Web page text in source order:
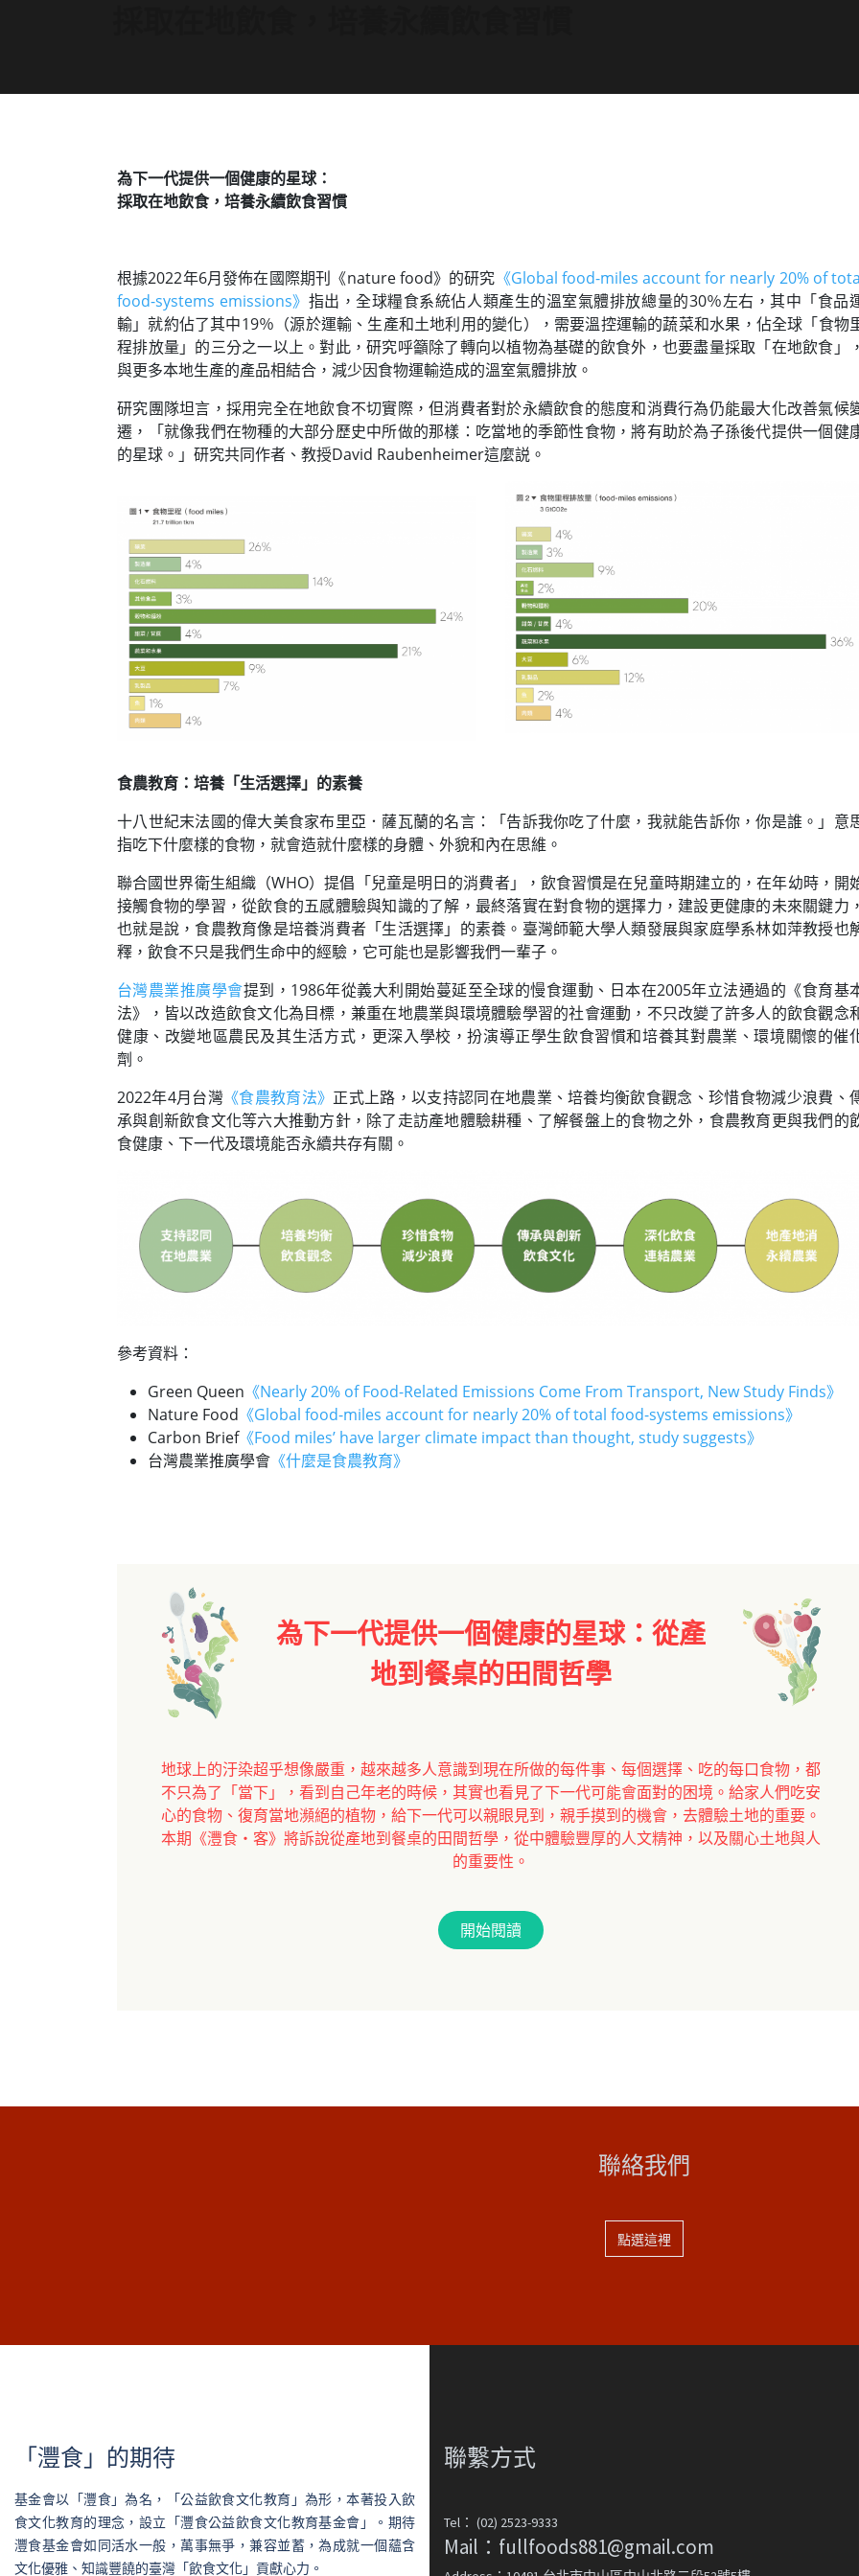
為下一代提供一個健康的星球：
採取在地飲食，培養永續飲食習慣
根據2022年6月發佈在國際期刊《nature food》的研究 《Global food-miles account for nearly 20% of
food-systems emissions》 指出，全球糧食系統佔人類產生的溫室氣體排放總量的30％左右，其中「食品
輸」就約佔了其中19％（源於運輸、生產和土地利用的變化），需要溫控運輸的蔬菜和水果，佔全球「食物
程排放量」的三分之一以上。對此，研究呼籲除了轉向以植物為基礎的飲食外，也要盡量採取「在地飲食」，
與更多本地生產的產品相結合，減少因食物運輸造成的溫室氣體排放。
研究團隊坦言，採用完全在地飲食不切實際，但消費者對於永續飲食的態度和消費行為仍能最大化改善氣候
遷，「就像我們在物種的大部分歷史中所做的那樣：吃當地的季節性食物，將有助於為子孫後代提供一個健
的星球。」研究共同作者、教授David Raubenheimer這麼説。
食農教育：培養「生活選擇」的素養
十八世紀末法國的偉大美食家布里亞．薩瓦蘭的名言：「告訴我你吃了什麼，我就能告訴你，你是誰。」意
指吃下什麼樣的食物，就會造就什麼樣的身體、外貌和內在思維。
聯合國世界衛生組織（WHO）提倡「兒童是明日的消費者」，飲食習慣是在兒童時期建立的，在年幼時，開
接觸食物的學習，從飲食的五感體驗與知識的了解，最終落實在對食物的選擇力，建設更健康的未來關鍵力，
也就是說，食農教育像是培養消費者「生活選擇」的素養。臺灣師範大學人類發展與家庭學系林如萍教授也
釋，飲食不只是我們生命中的經驗，它可能也是影響我們一輩子。
台灣農業推廣學會提到，1986年從義大利開始蔓延至全球的慢食運動、日本在2005年立法通過的《食育基
法》，皆以改造飲食文化為目標，兼重在地農業與環境體驗學習的社會運動，不只改變了許多人的飲食觀念
健康、改變地區農民及其生活方式，更深入學校，扮演導正學生飲食習慣和培養其對農業、環境關懷的催
劑。
2022年4月台灣 《食農教育法》 正式上路，以支持認同在地農業、培養均衡飲食觀念、珍惜食物減少浪費、
承與創新飲食文化等六大推動方針，除了走訪產地體驗耕種、了解餐盤上的食物之外，食農教育更與我們的
食健康、下一代及環境能否永續共存有關。
參考資料：
Green Queen 《Nearly 20% of Food-Related Emissions Come From Transport, New Study Finds》
Nature Food 《Global food-miles account for nearly 20% of total food-systems emissions》
Carbon Brief《Food miles’ have larger climate impact than thought, study suggests》
台灣農業推廣學會 《什麼是食農教育》
為下一代提供一個健康的星球：從產
地到餐桌的田間哲學
地球上的汙染超乎想像嚴重，越來越多人意識到現在所做的每件事、每個選擇、吃的每口食物，都
不只為了「當下」，看到自己年老的時候，其實也看見了下一代可能會面對的困境。給家人們吃安
心的食物、復育當地瀕絕的植物，給下一代可以親眼見到，親手摸到的機會，去體驗土地的重要。
本期《灃食・客》將訴說從產地到餐桌的田間哲學，從中體驗豐厚的人文精神，以及關心土地與人
的重要性。
開始閱讀
聯絡我們
點選這裡
「灃食」的期待
基金會以「灃食」為名，「公益飲食文化教育」為形，本著投入飲
食文化教育的理念，設立「灃食公益飲食文化教育基金會」。期待
灃食基金會如同活水一般，萬事無爭，兼容並蓄，為成就一個蘊含
文化優雅、知識豐饒的臺灣「飲食文化」貢獻心力。
聯繫方式
Tel： (02) 2523-9333
Mail：fullfoods881@gmail.com